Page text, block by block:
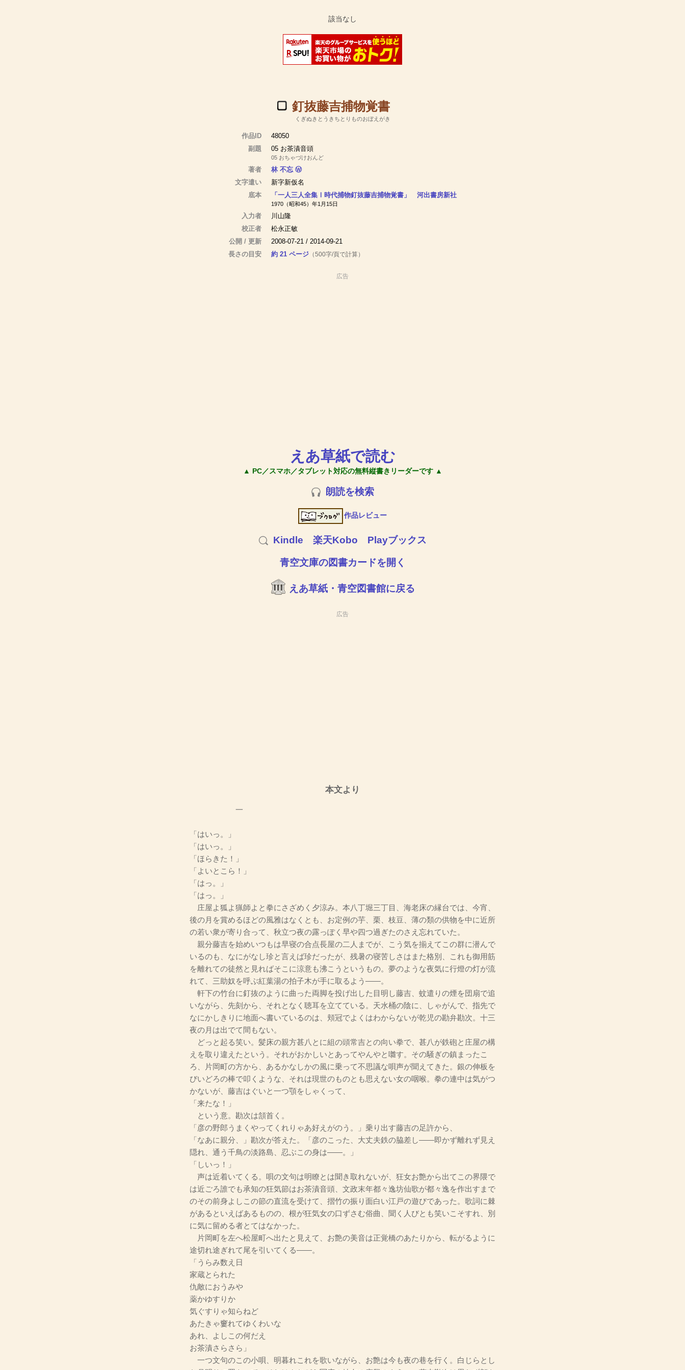
釘抜藤吉捕物覚書
くぎぬきとうきちとりものおぼえがき
作品ID
48050
副題
05 お茶漬音頭
05 おちゃづけおんど
著者 林 不忘 Ⓦ
文字遣い
新字新仮名
底本
「一人三人全集Ⅰ時代捕物釘抜藤吉捕物覚書」 河出書房新社
1970（昭和45）年1月15日
入力者
川山隆
校正者
松永正敏
公開 / 更新
2008-07-21 / 2014-09-21
長さの目安
約 21 ページ （500字/頁で計算）
広告
えあ草紙で読む
▲ PC／スマホ／タブレット対応の無料縦書きリーダーです ▲
朗読を検索
作品レビュー
Kindle 楽天Kobo Playブックス
青空文庫の図書カードを開く
えあ草紙・青空図書館に戻る
広告
本文より
一
「はいっ。」
「はいっ。」
「ほらきた！」
「よいとこら！」
「はっ。」
「はっ。」
庄屋よ狐よ猟師よと拳にさざめく夕涼み。本八丁堀三丁目、海老床の縁台では、今宵、
後の月を賞めるほどの風雅はなくとも、お定例の芋、栗、枝豆、薄の類の供物を中に近所
の若い衆が寄り合って、秋立つ夜の露っぽく早や四つ過ぎたのさえ忘れていた。
親分藤吉を始めいつもは早寝の合点長屋の二人までが、こう気を揃えてこの群に潜んで
いるのも、なにがなし珍と言えば珍だったが、残暑の寝苦しさはまた格別、これも御用筋
を離れての徒然と見ればそこに涼意も沸こうというもの。夢のような夜気に行燈の灯が流
れて、三助奴を呼ぶ紅葉湯の拍子木が手に取るよう――。
軒下の竹台に釘抜のように曲った両脚を投げ出した目明し藤吉、蚊遣りの煙を団扇で追
いながら、先刻から、それとなく聴耳を立てている。天水桶の陰に、しゃがんで、指先で
なにかしきりに地面へ書いているのは、頬冠でよくはわからないが乾児の勘弁勘次。十三
夜の月は出でて間もない。
どっと起る笑い。髪床の親方甚八とに組の頭常吉との向い拳で、甚八が鉄砲と庄屋の構
えを取り違えたという。それがおかしいとあってやんやと囃す。その騒ぎの鎮まったこ
ろ、片岡町の方から、あるかなしかの風に乗って不思議な唄声が聞えてきた。銀の伸板を
びいどろの棒で叩くような、それは現世のものとも思えない女の咽喉。拳の連中は気がつ
かないが、藤吉はぐいと一つ顎をしゃくって、
「来たな！」
という意。勘次は頷首く。
「彦の野郎うまくやってくれりゃあ好えがのう。」乗り出す藤吉の足許から、
「なあに親分、」勘次が答えた。「彦のこった、大丈夫鉄の脇差し――即かず離れず見え
隠れ、通う千鳥の淡路島、忍ぶこの身は――。」
「しいっ！」
声は近着いてくる。唄の文句は明瞭とは聞き取れないが、狂女お艶から出てこの界隈で
は近ごろ誰でも承知の狂気節はお茶漬音頭、文政末年都々逸坊仙歌が都々逸を作出すまで
のその前身よしこの節の直流を受けて、摺竹の振り面白い江戸の遊びであった。歌詞に棘
があるといえばあるものの、根が狂気女の口ずさむ俗曲、聞く人びとも笑いこそすれ、別
に気に留める者とてはなかった。
片岡町を左へ松屋町へ出たと見えて、お艶の美音は正覚橋のあたりから、転がるように
途切れ途ぎれて尾を引いてくる――。
「うらみ数え日
家蔵とられた
仇敵におうみや
薬かゆすりか
気ぐすりゃ知らねど
あたきゃ窶れてゆくわいな
あれ、よしこの何だえ
お茶漬さらさら」
一つ文句のこの小唄、明暮れこれを歌いながら、お艶は今も夜の巷を行く。白じらとし